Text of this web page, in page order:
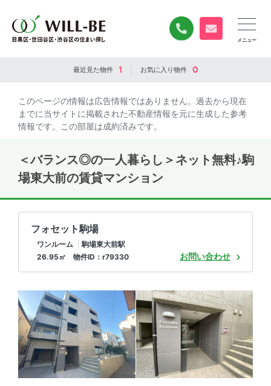
0120-840-834
無料お問い合
最近見た物件 1 お気に入り物件 0
このページの情報は広告情報ではありません。過去から現在
までに当サイトに掲載された不動産情報を元に生成した参考
情報です。この部屋は成約済みです。
＜バランス◎の一人暮らし＞ネット無料♪駒
場東大前の賃貸マンション
フォセット駒場
ワンルーム
駒場東大前駅
26.95㎡ 物件ID：r79330
お問い合わせ